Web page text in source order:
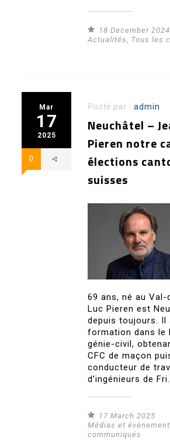
18 December 2024
Actualités, Tous les
Mar
17
2025
0
Posté par :admin
Neuchâtel –
Pieren notre
élections
suisses
69 ans, né au Val-
Luc Pieren est
depuis toujours. Il
formation dans le
génie-civil,
CFC de maçon
conducteur de
d’ingénieurs de
17 March 2025
Médias et
communiqués